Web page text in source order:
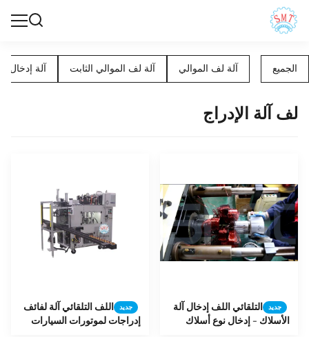
الجميع آلة لف الموالي آلة لف الموالي الثابت آلة إدخال
لف آلة الإدراج
جديد
التلقائي اللف إدخال آلة
الأسلاك - إدخال نوع أسلاك
جديد
اللف التلقائي آلة لفائف
إدراجات لموتورات السيارات